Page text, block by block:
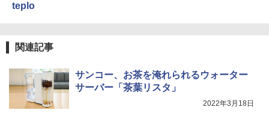
teplo
関連記事
サンコー、お茶を淹れられるウォーター
サーバー「茶葉リスタ」
2022年3月18日